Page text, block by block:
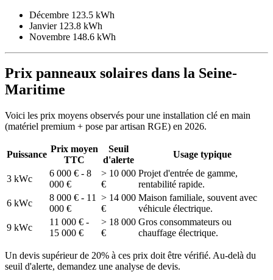
Décembre 123.5 kWh
Janvier 123.8 kWh
Novembre 148.6 kWh
Prix panneaux solaires dans la Seine-
Maritime
Voici les prix moyens observés pour une installation clé en main
(matériel premium + pose par artisan RGE) en 2026.
Puissance
Prix moyen
TTC
Seuil
d'alerte
Usage typique
3 kWc
6 000 € - 8
000 €
> 10 000
€
Projet d'entrée de gamme,
rentabilité rapide.
6 kWc
8 000 € - 11
000 €
> 14 000
€
Maison familiale, souvent avec
véhicule électrique.
9 kWc
11 000 € -
15 000 €
> 18 000
€
Gros consommateurs ou
chauffage électrique.
Un devis supérieur de 20% à ces prix doit être vérifié. Au-delà du
seuil d'alerte, demandez une analyse de devis.